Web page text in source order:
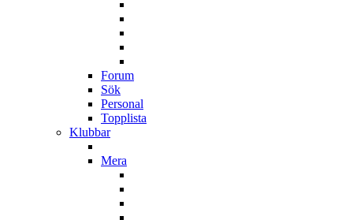
Forum
Sök
Personal
Topplista
Klubbar
Mera